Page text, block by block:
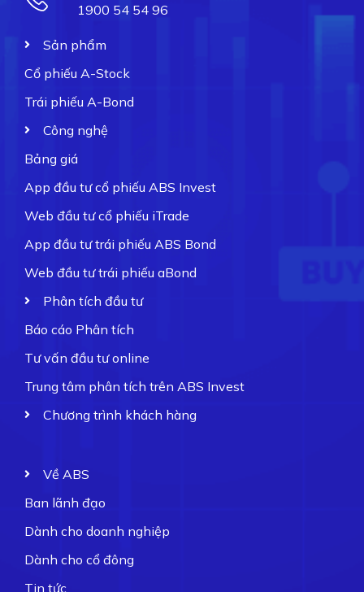
1900 54 54 96
Sản phẩm
Cổ phiếu A-Stock
Trái phiếu A-Bond
Công nghệ
Bảng giá
App đầu tư cổ phiếu ABS Invest
Web đầu tư cổ phiếu iTrade
App đầu tư trái phiếu ABS Bond
Web đầu tư trái phiếu aBond
Phân tích đầu tư
Báo cáo Phân tích
Tư vấn đầu tư online
Trung tâm phân tích trên ABS Invest
Chương trình khách hàng
Về ABS
Ban lãnh đạo
Dành cho doanh nghiệp
Dành cho cổ đông
Tin tức